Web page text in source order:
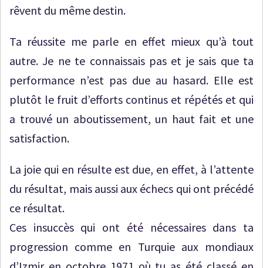
rêvent du même destin.
Ta réussite me parle en effet mieux qu’à tout
autre. Je ne te connaissais pas et je sais que ta
performance n’est pas due au hasard. Elle est
plutôt le fruit d’efforts continus et répétés et qui
a trouvé un aboutissement, un haut fait et une
satisfaction.
La joie qui en résulte est due, en effet, à l’attente
du résultat, mais aussi aux échecs qui ont précédé
ce résultat.
Ces insuccès qui ont été nécessaires dans ta
progression comme en Turquie aux mondiaux